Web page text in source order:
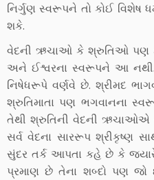
નિર્ગુણ સ્વરૂપને તો કોઈ વિશેષ
શકે.
વેદની ઋચાઓ કે શ્રુતિઓ પણ
અને ઈશ્વરના સ્વરૂપને આ
નિષેધરૂપે વર્ણવે છે. શ્રીમદ
શ્રુતિમાતા પણ ભગવાનના
તેથી શ્રુતિની વેદની ઋચાઓએ
સર્વ વેદના સારરૂપ શ્રીકૃષ્ણ
સુંદર તર્ક આપતા કહે છે કે
પ્રમાણ છે તેના શબ્દો પણ જો